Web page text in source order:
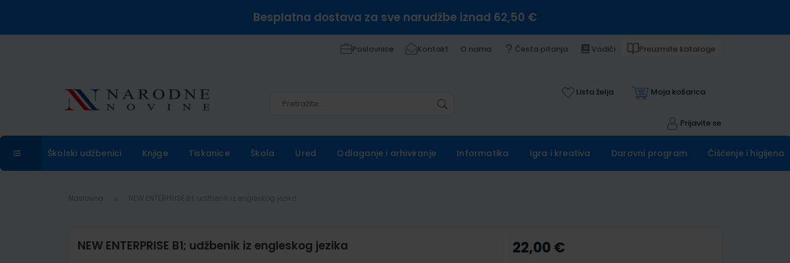
Besplatna dostava za sve narudžbe iznad 62,50 €
Poslovnice Kontakt O nama Česta pitanja Vodiči Preuzmite kataloge
Lista želja Moja košarica
Prijavite se
Školski udžbenici Knjige Tiskanice Škola Ured Odlaganje i arhiviranje Informatika Igra i kreativa Darovni program Čišćenje i higijena
Naslovna
NEW ENTERPRISE B1; udžbenik iz engleskog jezika 22,00 €